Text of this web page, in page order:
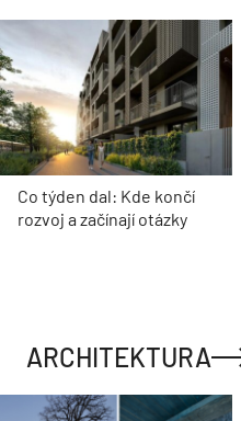
Co týden dal: Kde končí
rozvoj a začínají otázky
ARCHITEKTURA